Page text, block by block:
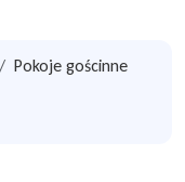
Pokoje gościnne